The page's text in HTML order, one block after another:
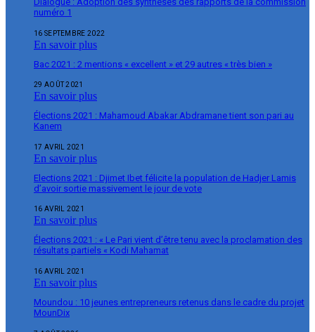
numéro 1
16 SEPTEMBRE 2022
En savoir plus
Bac 2021 : 2 mentions « excellent » et 29 autres « très bien »
29 AOÛT 2021
En savoir plus
Élections 2021 : Mahamoud Abakar Abdramane tient son pari au
Kanem
17 AVRIL 2021
En savoir plus
Elections 2021 : Djimet Ibet félicite la population de Hadjer Lamis
d’avoir sortie massivement le jour de vote
16 AVRIL 2021
En savoir plus
Élections 2021 : « Le Pari vient d’être tenu avec la proclamation des
résultats partiels « Kodi Mahamat
16 AVRIL 2021
En savoir plus
Moundou : 10 jeunes entrepreneurs retenus dans le cadre du projet
MounDix